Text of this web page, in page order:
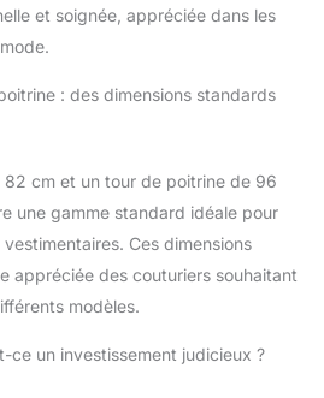
massif améliore la
aux vêtements un
vêtements de glisser,
offrant un meilleur effet
d'affichage Stabilité
structurelle : Le produit
est soutenu par un
trépied avec un poids
Supporte 7,5 kg, ce qui
et soignée, appréciée dans les
: des dimensions standards
cm et un tour de poitrine de 96
une gamme standard idéale pour
Ces dimensions
appréciée des couturiers souhaitant
modèles.
ce un investissement judicieux ?